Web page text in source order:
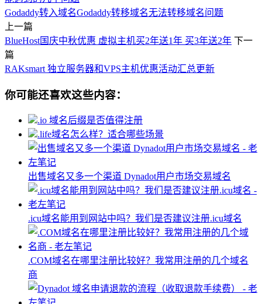
Godaddy转入域名Godaddy转移域名无法转移域名问题
上一篇
BlueHost国庆中秋优惠 虚拟主机买2年送1年 买3年送2年 下一
篇
RAKsmart 独立服务器和VPS主机优惠活动汇总更新
你可能还喜欢这些内容：
.io 域名后缀是否值得注册
.life域名怎么样？适合哪些场景
出售域名又多一个渠道 Dynadot用户市场交易域名
.icu域名能用到网站中吗？我们是否建议注册.icu域名
.COM域名在哪里注册比较好？我常用注册的几个域名
商